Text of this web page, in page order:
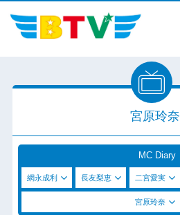
宮原玲奈
MC Diary
網永成利 長友梨恵 二宮愛実
宮原玲奈